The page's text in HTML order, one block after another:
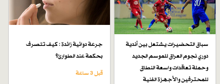
سباق التحضيرات يشتعل بين أندية
دوري نجوم العراق للموسم الجديد
وحملة تعاقدات واسعة النطاق
للمحترفين والأجهزة الفنية
جرعة دوائية زائدة : كيف تتصرف
بحكمة عند الطوارئ؟
قبل 3 ساعة